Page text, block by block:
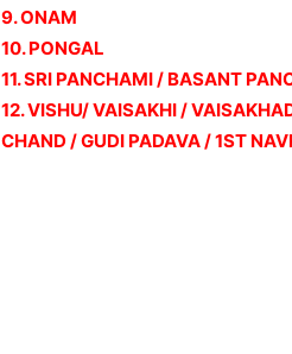
9. ONAM
10. PONGAL
11. SRI PANCHAMI / BASANT
12. VISHU/ VAISAKHI /
CHAND / GUDI PADAVA / 1ST